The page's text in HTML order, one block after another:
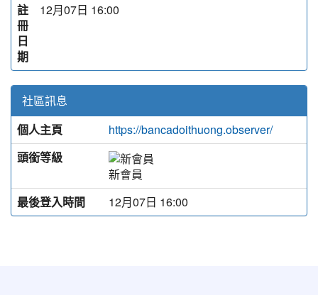
註
冊
日
期
12月07日 16:00
社區訊息
個人主頁
https://bancadoithuong.observer/
頭銜等級
新會員
最後登入時間
12月07日 16:00